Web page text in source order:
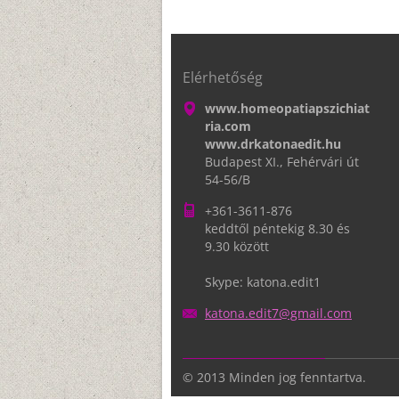
Elérhetőség
www.homeopatiapszichiat
ria.com
www.drkatonaedit.hu
Budapest XI., Fehérvári út
54-56/B
+361-3611-876
keddtől péntekig 8.30 és
9.30 között
Skype: katona.edit1
katona.edit7@gmail.com
© 2013 Minden jog fenntartva.